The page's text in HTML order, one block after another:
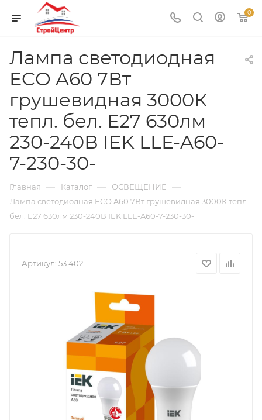
0
Лампа светодиодная
ECO A60 7Вт
грушевидная 3000К
тепл. бел. E27 630лм
230-240В IEK LLE-A60-
7-230-30-
Главная — Каталог — ОСВЕЩЕНИЕ —
Лампа светодиодная ECO A60 7Вт грушевидная 3000К тепл.
бел. E27 630лм 230-240В IEK LLE-A60-7-230-30-
Артикул: 53 402